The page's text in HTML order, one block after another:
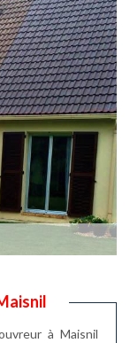
à Maisnil